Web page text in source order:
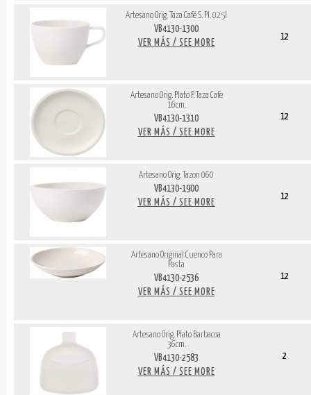
Artesano Orig. Taza Café S. Pl. 025l
VB4130-1300
VER MÁS / SEE MORE
12
Artesano Orig. Plato P. Taza Cafe
16cm.
VB4130-1310
VER MÁS / SEE MORE
12
Artesano Orig. Tazon 060
VB4130-1900
VER MÁS / SEE MORE
12
Artesano Original Cuenco Para
Pasta
VB4130-2536
VER MÁS / SEE MORE
12
Artesano Orig. Plato Barbacoa
36cm.
VB4130-2583
VER MÁS / SEE MORE
2